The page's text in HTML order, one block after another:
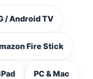
/ Android TV
Fire Stick
PC & Mac